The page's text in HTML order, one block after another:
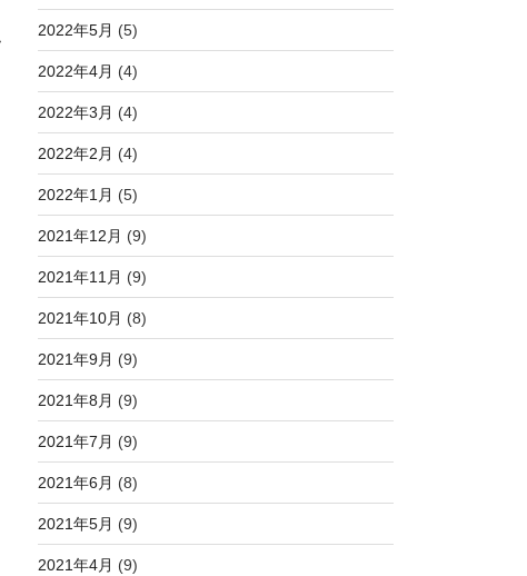
2022年5月 (5)
2022年4月 (4)
2022年3月 (4)
2022年2月 (4)
2022年1月 (5)
2021年12月 (9)
2021年11月 (9)
2021年10月 (8)
2021年9月 (9)
2021年8月 (9)
2021年7月 (9)
2021年6月 (8)
2021年5月 (9)
2021年4月 (9)